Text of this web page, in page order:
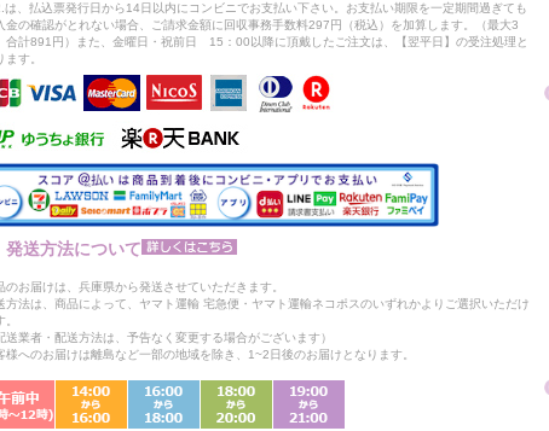
、払込票発行日から14日以内にコンビニでお支払い下さい。お支払い期限を一定期間過ぎても
金の確認がとれない場合、ご請求金額に回収事務手数料297円（税込）を加算します。（最大3
合計891円）また、金曜日・祝前日 15：00以降に頂戴したご注文は、【翌平日】の受注処理と
ます。
発送方法について
のお届けは、兵庫県から発送させていただきます。
方法は、商品によって、ヤマト運輸 宅急便・ヤマト運輸ネコポスのいずれかよりご選択いただけ
。
送業者・配送方法は、予告なく変更する場合がございます）
様へのお届けは離島など一部の地域を除き、1~2日後のお届けとなります。